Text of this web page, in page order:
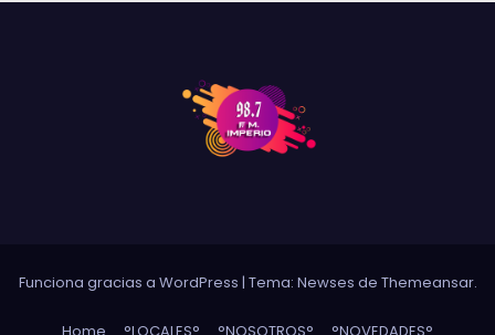
Funciona gracias a WordPress | Tema: Newses de Themeansar.